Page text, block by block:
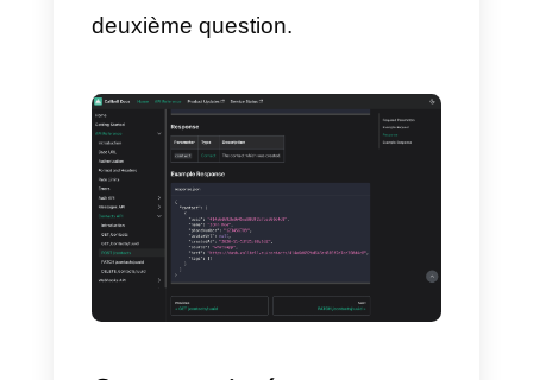
formulaire Formidable Forms
Grâce à ce type d’intégration,
nous aurons la possibilité
d’envoyer une
automatiquement à tous les
utilisateurs qui rempliront le